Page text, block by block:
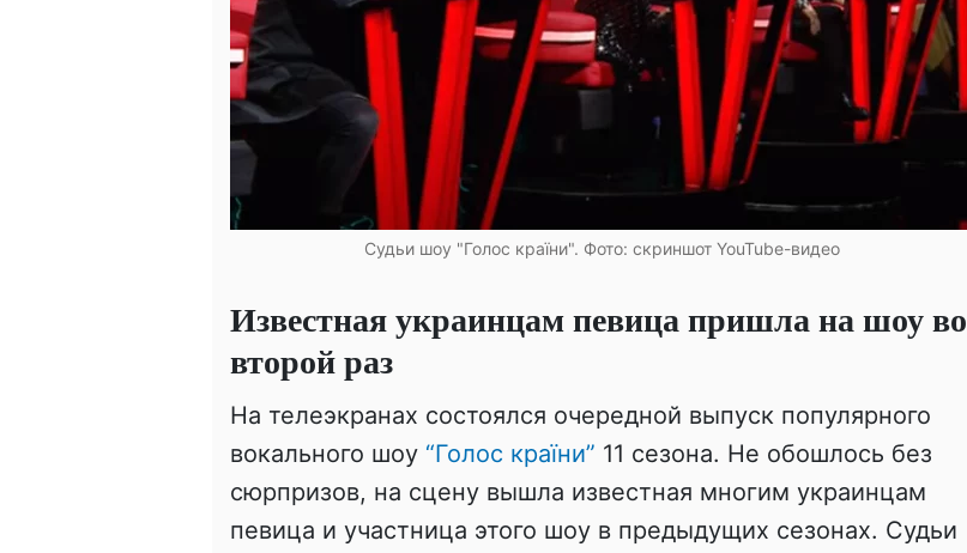
Судьи шоу "Голос країни". Фото: скриншот YouTube-видео
Известная украинцам певица пришла на шоу во
второй раз
На телеэкранах состоялся очередной выпуск популярного
вокального шоу “Голос країни” 11 сезона. Не обошлось без
сюрпризов, на сцену вышла известная многим украинцам
певица и участница этого шоу в предыдущих сезонах. Судьи